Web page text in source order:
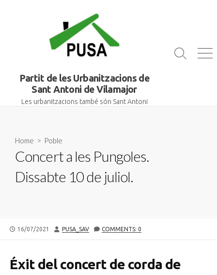
Partit de les Urbanitzacions de
Sant Antoni de Vilamajor
Les urbanitzacions també són Sant Antoni
Search
Home > Poble
Concert a les Pungoles.
Dissabte 10 de juliol.
PUBLISHED
16/07/2021 AUTHOR
PUSA_SAV COMMENTS: 0
Éxit del concert de corda de